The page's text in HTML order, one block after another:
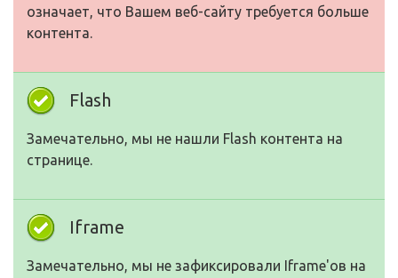
означает, что Вашем веб-сайту требуется больше
контента.
Flash
Замечательно, мы не нашли Flash контента на
странице.
Iframe
Замечательно, мы не зафиксировали Iframe'ов на